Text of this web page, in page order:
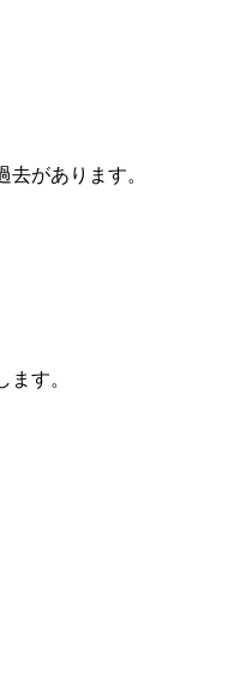
があります。
す。